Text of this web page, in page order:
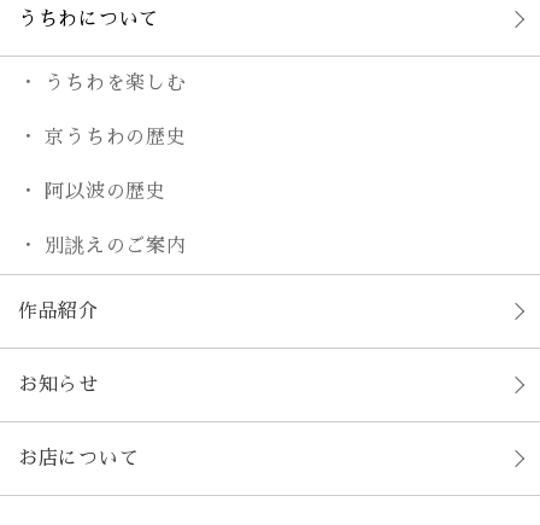
うちわについて
うちわを楽しむ
京うちわの歴史
阿以波の歴史
別誂えのご案内
作品紹介
お知らせ
お店について